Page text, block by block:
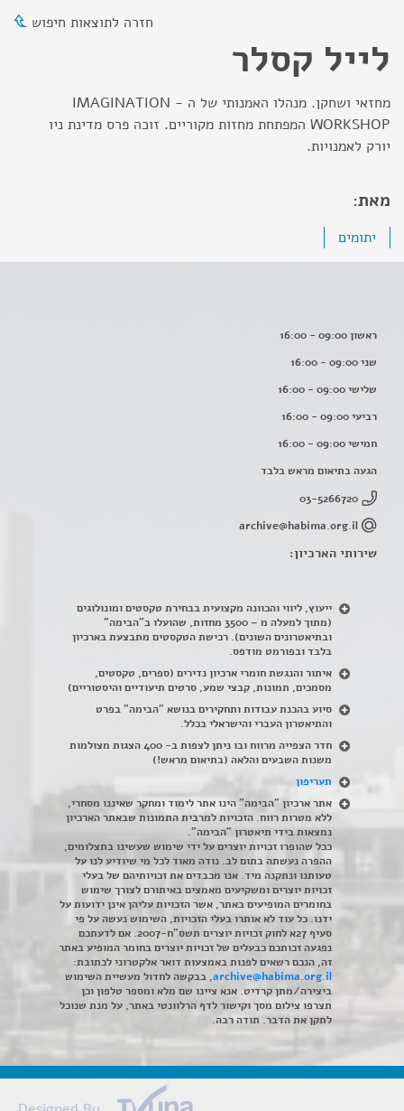
חזרה לתוצאות חיפוש
לייל קסלר
מחזאי ושחקן. מנהלו האמנותי של ה - IMAGINATION
WORKSHOP המפתחת מחזות מקוריים. זוכה פרס מדינת ניו
יורק לאמנויות.
מאת:
יתומים
ראשון 09:00 - 16:00
שני 09:00 - 16:00
שלישי 09:00 - 16:00
רביעי 09:00 - 16:00
חמישי 09:00 - 16:00
הגעה בתיאום מראש בלבד
03-5266720
archive@habima.org.il
שירותי הארכיון:
ייעוץ, ליווי והכוונה מקצועית בבחירת טקסטים ומונולוגים
(מתוך למעלה מ – 3500 מחזות, שהועלו ב"הבימה"
ובתיאטרונים השונים). רכישת הטקסטים מתבצעת בארכיון
בלבד ובפורמט מודפס.
איתור והנגשת חומרי ארכיון נדירים (ספרים, טקסטים,
מסמכים, תמונות, קבצי שמע, סרטים תיעודיים והיסטוריים)
סיוע בהכנת עבודות ותחקירים בנושא "הבימה" בפרט
והתיאטרון העברי והישראלי בכלל.
חדר הצפייה מרווח ובו ניתן לצפות ב- 400 הצגות מצולמות
משנות השבעים והלאה (בתיאום מראש!)
תעריפון
אתר ארכיון "הבימה" הינו אתר לימוד ומחקר שאיננו מסחרי,
ללא מטרות רווח. הזכויות למרבית התמונות שבאתר הארכיון
נמצאות בידי תיאטרון "הבימה".
ככל שהופרו זכויות יוצרים על ידי שימוש שעשינו בתצלומים,
ההפרה נעשתה בתום לב. נודה מאוד לכל מי שיודיע לנו על
טעותנו ונתקנה מיד. אנו מכבדים את זכויותיהם של בעלי
זכויות יוצרים ומשקיעים מאמצים באיתורם לצורך שימוש
בחומרים המופיעים באתר, אשר הזכויות עליהן אינן ידועות על
ידנו. כל עוד לא אותרו בעלי הזכויות, השימוש נעשה על פי
סעיף 27א לחוק זכויות יוצרים תשס"ח-2007. אם לדעתכם
נפגעה זכותכם כבעלים של זכויות יוצרים בחומר המופיע באתר
זה, הנכם רשאים לפנות באמצעות דואר אלקטרוני לכתובת:
archive@habima.org.il, בבקשה לחדול מעשיית השימוש
ביצירה/מתן קרדיט. אנא ציינו שם מלא ומספר טלפון וכן
תצרפו צילום מסך וקישור לדף הרלוונטי באתר, על מנת שנוכל
לתקן את הדבר. תודה רבה.